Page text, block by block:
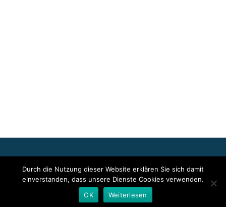
Event bzw. das Stellenangebot sowie für das angezeigte Bild- und
Tonmaterial ist allein der jeweils angegebene Herausgeber
verantwortlich. Dieser ist in der Regel auch Urheber der
Pressetexte sowie der angehängten Bild-, Ton- und
Durch die Nutzung dieser Website erklären Sie sich damit
einverstanden, dass unsere Dienste Cookies verwenden.
OK
Weiterlesen